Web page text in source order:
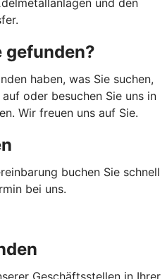
und den
gefunden?
haben, was Sie suchen,
oder besuchen Sie uns in
Wir freuen uns auf Sie.
buchen Sie schnell
bei uns.